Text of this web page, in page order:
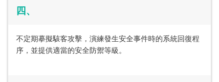
四、
不定期摹擬駭客攻擊，演練發生安全事件時的系統回復程
序，並提供適當的安全防禦等級。